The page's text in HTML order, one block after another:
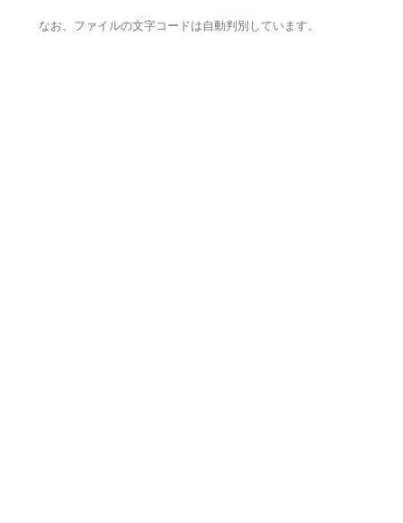
なお、ファイルの文字コードは自動判別しています。